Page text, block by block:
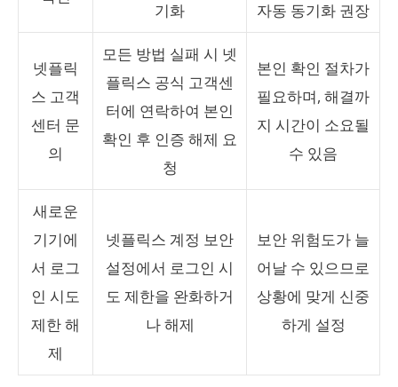
기화 자동 동기화 권장
넷플릭
스 고객
센터 문
의
모든 방법 실패 시 넷
플릭스 공식 고객센
터에 연락하여 본인
확인 후 인증 해제 요
청
본인 확인 절차가
필요하며, 해결까
지 시간이 소요될
수 있음
새로운
기기에
서 로그
인 시도
제한 해
제
넷플릭스 계정 보안
설정에서 로그인 시
도 제한을 완화하거
나 해제
보안 위험도가 늘
어날 수 있으므로
상황에 맞게 신중
하게 설정